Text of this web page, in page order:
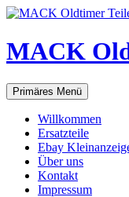
Zum
springen
MACK
Suchen
Primäres Menü
Willkommen
Ersatzteile
Ebay
Über uns
Kontakt
Impressum